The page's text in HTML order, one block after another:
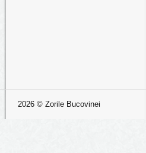
2026 © Zorile Bucovinei